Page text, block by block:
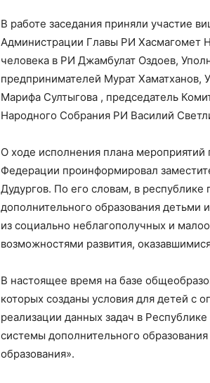
В работе заседания приняли участие
Администрации Главы РИ Хасмагомет
человека в РИ Джамбулат Оздоев,
предпринимателей Мурат
Марифа Султыгова , председатель
Народного Собрания РИ Василий
О ходе исполнения плана
Федерации проинформировал
Дудургов. По его словам, в
дополнительного образования детьми
из социально неблагополучных и
возможностями развития,
В настоящее время на базе
которых созданы условия для детей с
реализации данных задач в
системы дополнительного
образования».